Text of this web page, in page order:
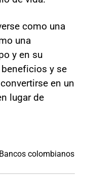
como una
una
y en su
y se
en un
lugar de
Bancos colombianos